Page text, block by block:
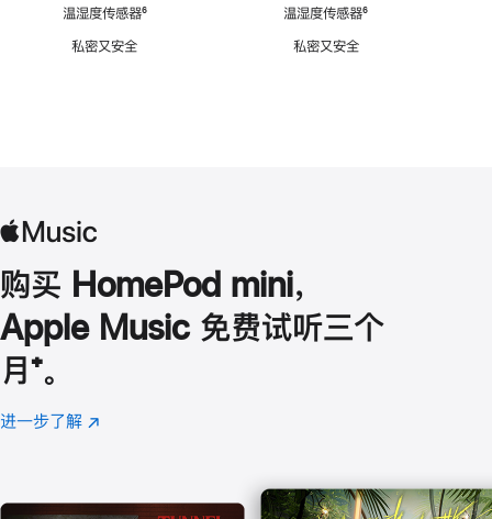
温湿度传感器脚
⁶
私密又安全
温湿度传感器脚
⁶
私密又安全
购买 HomePod mini，
Apple Music 免费试听三个
月 脚
注
⁺。
进一步了解 Apple
(在
口